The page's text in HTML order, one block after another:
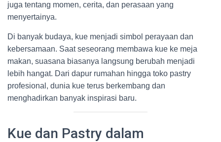
juga tentang momen, cerita, dan perasaan yang
menyertainya.
Di banyak budaya, kue menjadi simbol perayaan dan
kebersamaan. Saat seseorang membawa kue ke meja
makan, suasana biasanya langsung berubah menjadi
lebih hangat. Dari dapur rumahan hingga toko pastry
profesional, dunia kue terus berkembang dan
menghadirkan banyak inspirasi baru.
Kue dan Pastry dalam